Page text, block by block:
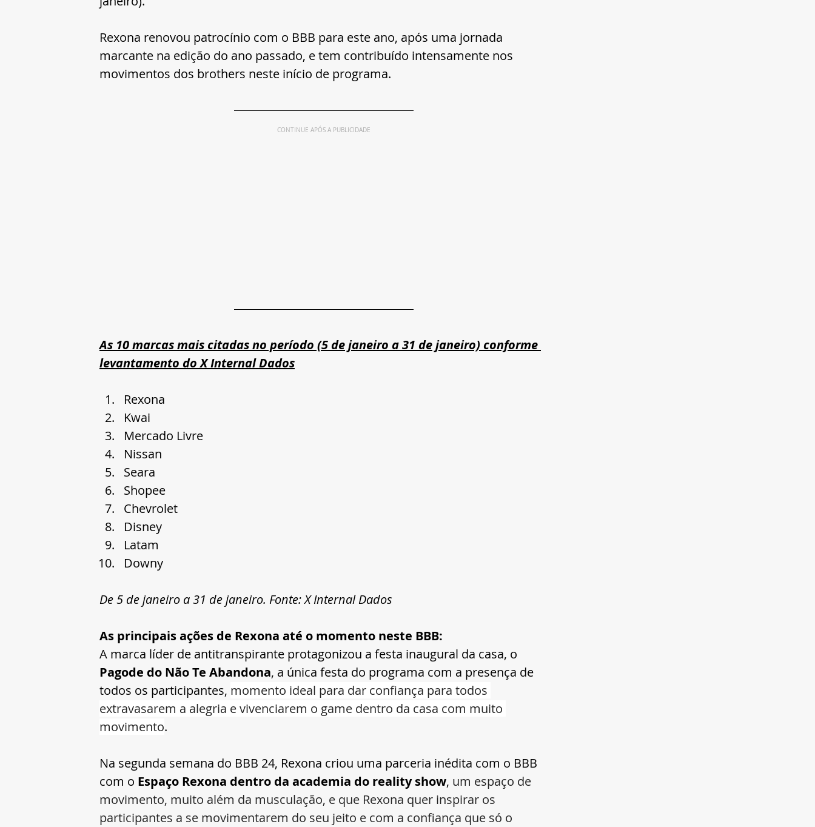
Rexona renovou patrocínio com o BBB para este ano, após uma jornada
marcante na edição do ano passado, e tem contribuído intensamente nos
movimentos dos brothers neste início de programa.
CONTINUE APÓS A PUBLICIDADE
As 10 marcas mais citadas no período (5 de janeiro a 31 de janeiro) conforme
levantamento do X Internal Dados
Rexona
Kwai
Mercado Livre
Nissan
Seara
Shopee
Chevrolet
Disney
Latam
Downy
De 5 de janeiro a 31 de janeiro. Fonte: X Internal Dados
As principais ações de Rexona até o momento neste BBB:
A marca líder de antitranspirante protagonizou a festa inaugural da casa, o
Pagode do Não Te Abandona, a única festa do programa com a presença de
todos os participantes, momento ideal para dar confiança para todos
extravasarem a alegria e vivenciarem o game dentro da casa com muito
movimento.
Na segunda semana do BBB 24, Rexona criou uma parceria inédita com o BBB
com o Espaço Rexona dentro da academia do reality show, um espaço de
movimento, muito além da musculação, e que Rexona quer inspirar os
participantes a se movimentarem do seu jeito e com a confiança que só o